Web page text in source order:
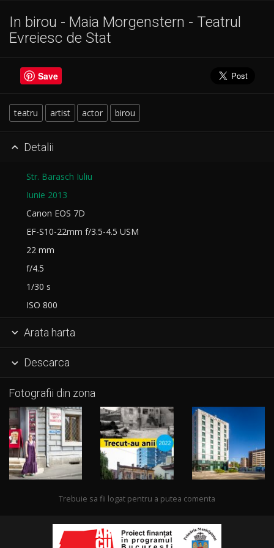
In birou - Maia Morgenstern - Teatrul
Evreiesc de Stat
Save
teatru artist actor birou
 Detalii
Str. Barasch Iuliu
Iunie 2013
Canon EOS 7D
EF-S10-22mm f/3.5-4.5 USM
22 mm
f/4.5
1/30 s
ISO 800
 Arata harta
 Descarca
Fotografii din zona
Trebuie sa fii logat pentru a putea comenta